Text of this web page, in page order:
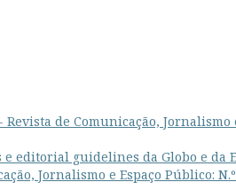
de Comunicação, Jornalismo
editorial guidelines da Globo e da
Jornalismo e Espaço Público: